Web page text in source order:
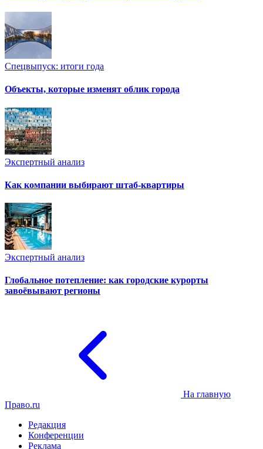
Спецвыпуск: итоги года
Объекты, которые изменят облик города
Экспертный анализ
Как компании выбирают штаб-квартиры
Экспертный анализ
Глобальное потепление: как городские курорты
завоёвывают регионы
На главную
Право.ru
Редакция
Конференции
Реклама